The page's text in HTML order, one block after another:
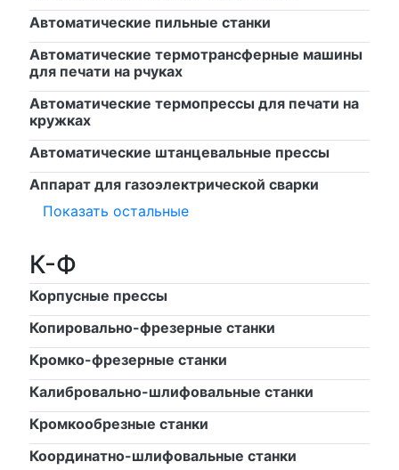
Автоматические пильные станки
Автоматические термотрансферные машины
для печати на рчуках
Автоматические термопрессы для печати на
кружках
Автоматические штанцевальные прессы
Аппарат для газоэлектрической сварки
Показать остальные
К-Ф
Корпусные прессы
Копировально-фрезерные станки
Кромко-фрезерные станки
Калибровально-шлифовальные станки
Кромкообрезные станки
Координатно-шлифовальные станки